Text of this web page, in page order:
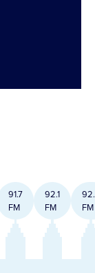
91.7
FM
92.1
FM
FM